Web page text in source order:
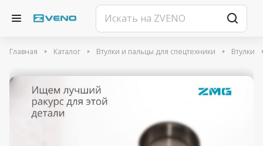
Главная Каталог Втулки и пальцы для спецтехники Втулки